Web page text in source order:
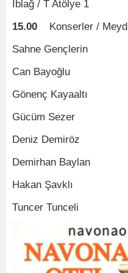
İblağ / T Atölye 1
15.00 Konserler /
Sahne Gençlerin
Can Bayoğlu
Gönenç Kayaaltı
Gücüm Sezer
Deniz Demiröz
Demirhan Baylan
Hakan Şavklı
Tuncer Tunceli